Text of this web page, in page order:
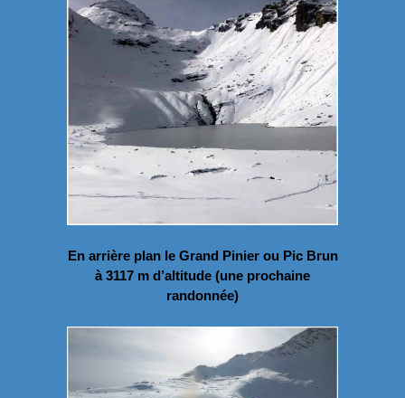
En arrière plan le Grand Pinier ou Pic Brun
à 3117 m d’altitude (une prochaine
randonnée)